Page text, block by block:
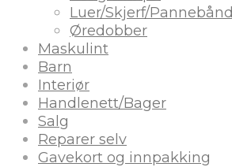
Luer/Skjerf/Pannebånd
Øredobber
Maskulint
Barn
Interiør
Handlenett/Bager
Salg
Reparer selv
Gavekort og innpakking